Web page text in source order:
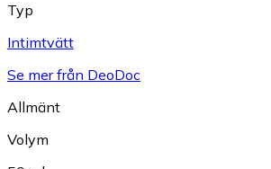
Typ
Intimtvätt
Se mer från DeoDoc
Allmänt
Volym